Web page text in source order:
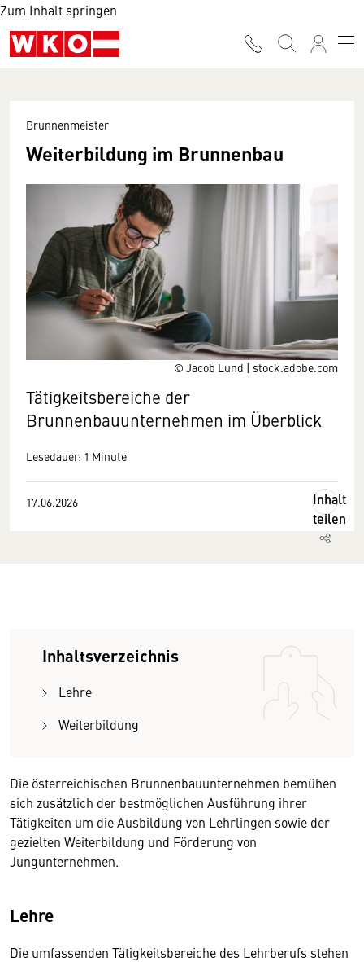
Zum Inhalt springen
© Jacob Lund | stock.adobe.com
Brunnenmeister
Weiterbildung im Brunnenbau
Tätigkeitsbereiche der
Brunnenbauunternehmen im Überblick
Lesedauer: 1 Minute
17.06.2026
Inhalt
teilen
Inhaltsverzeichnis
Lehre
Weiterbildung
Die österreichischen Brunnenbauunternehmen bemühen
sich zusätzlich der bestmöglichen Ausführung ihrer
Tätigkeiten um die Ausbildung von Lehrlingen sowie der
gezielten Weiterbildung und Förderung von
Jungunternehmen.
Lehre
Die umfassenden Tätigkeitsbereiche des Lehrberufs stehen